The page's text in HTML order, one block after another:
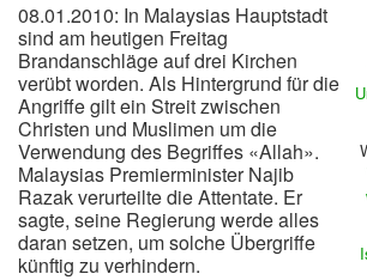
08.01.2010: In Malaysias Hauptstadt
sind am heutigen Freitag
Brandanschläge auf drei Kirchen
verübt worden. Als Hintergrund für die
Angriffe gilt ein Streit zwischen
Christen und Muslimen um die
Verwendung des Begriffes «Allah».
Malaysias Premierminister Najib
Razak verurteilte die Attentate. Er
sagte, seine Regierung werde alles
daran setzen, um solche Übergriffe
künftig zu verhindern.